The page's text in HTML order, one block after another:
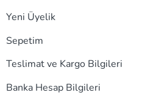
Yeni Üyelik
Sepetim
Teslimat ve Kargo Bilgileri
Banka Hesap Bilgileri